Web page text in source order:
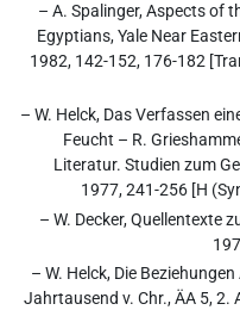
– A. Spalinger, Aspects of
Egyptians, Yale Near
1982, 142-152, 176-182
– W. Helck, Das Verfassen
Feucht – R.
Literatur. Studien zum
1977, 241-256 [H
– W. Decker, Quellentexte
– W. Helck, Die
Jahrtausend v. Chr., ÄA 5, 2.